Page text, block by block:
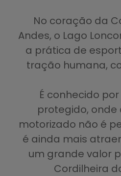
No coração da
Andes, o Lago
a prática de
tração humana,
É conhecido
protegido,
motorizado não é
é ainda mais
um grande valor
Cordilheira